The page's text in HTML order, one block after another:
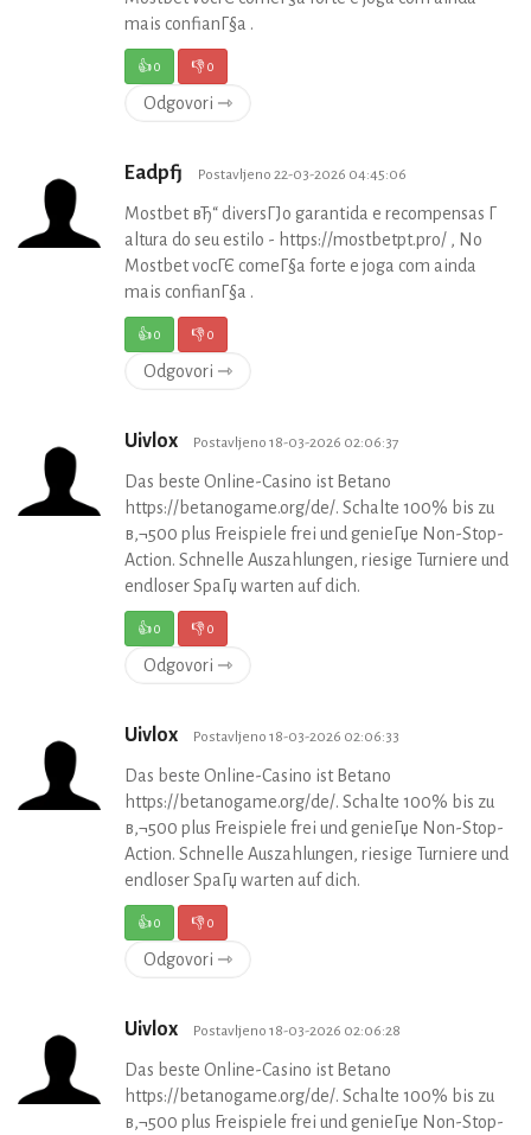
mais confianГ§a .
👍0 👎0
Odgovori ⇾
Eadpfj Postavljeno 22-03-2026 04:45:06
Mostbet вЂ“ diversГЈo garantida e recompensas Г
altura do seu estilo - https://mostbetpt.pro/ , No
Mostbet vocГЄ comeГ§a forte e joga com ainda
mais confianГ§a .
👍0 👎0
Odgovori ⇾
Uivlox Postavljeno 18-03-2026 02:06:37
Das beste Online-Casino ist Betano
https://betanogame.org/de/. Schalte 100% bis zu
в‚¬500 plus Freispiele frei und genieГџe Non-Stop-
Action. Schnelle Auszahlungen, riesige Turniere und
endloser SpaГџ warten auf dich.
👍0 👎0
Odgovori ⇾
Uivlox Postavljeno 18-03-2026 02:06:33
Das beste Online-Casino ist Betano
https://betanogame.org/de/. Schalte 100% bis zu
в‚¬500 plus Freispiele frei und genieГџe Non-Stop-
Action. Schnelle Auszahlungen, riesige Turniere und
endloser SpaГџ warten auf dich.
👍0 👎0
Odgovori ⇾
Uivlox Postavljeno 18-03-2026 02:06:28
Das beste Online-Casino ist Betano
https://betanogame.org/de/. Schalte 100% bis zu
в‚¬500 plus Freispiele frei und genieГџe Non-Stop-